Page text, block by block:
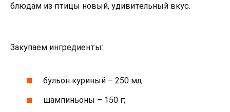
блюдам из птицы новый, удивительный вкус.
Закупаем ингредиенты:
бульон куриный – 250 мл;
шампиньоны – 150 г;